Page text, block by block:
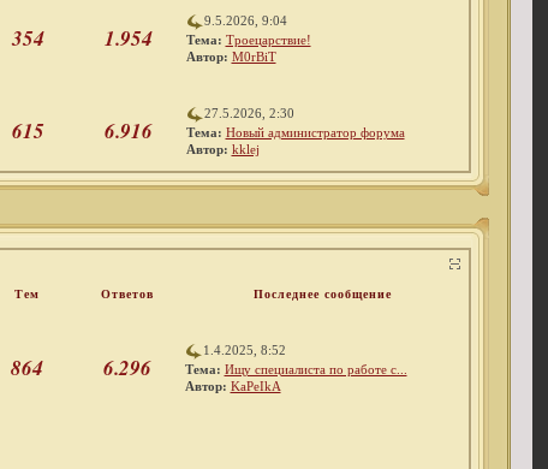
354 1.954
9.5.2026, 9:04
Тема: Троецарствие!
Автор: M0rBiT
615 6.916
27.5.2026, 2:30
Тема: Новый администратор форума
Автор: kklej
Тем Ответов Последнее сообщение
864 6.296
1.4.2025, 8:52
Тема: Ищу специалиста по работе с...
Автор: KaPeIkA